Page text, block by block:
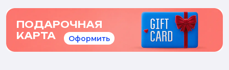
ПОДАРОЧНАЯ
КАРТА
Оформить